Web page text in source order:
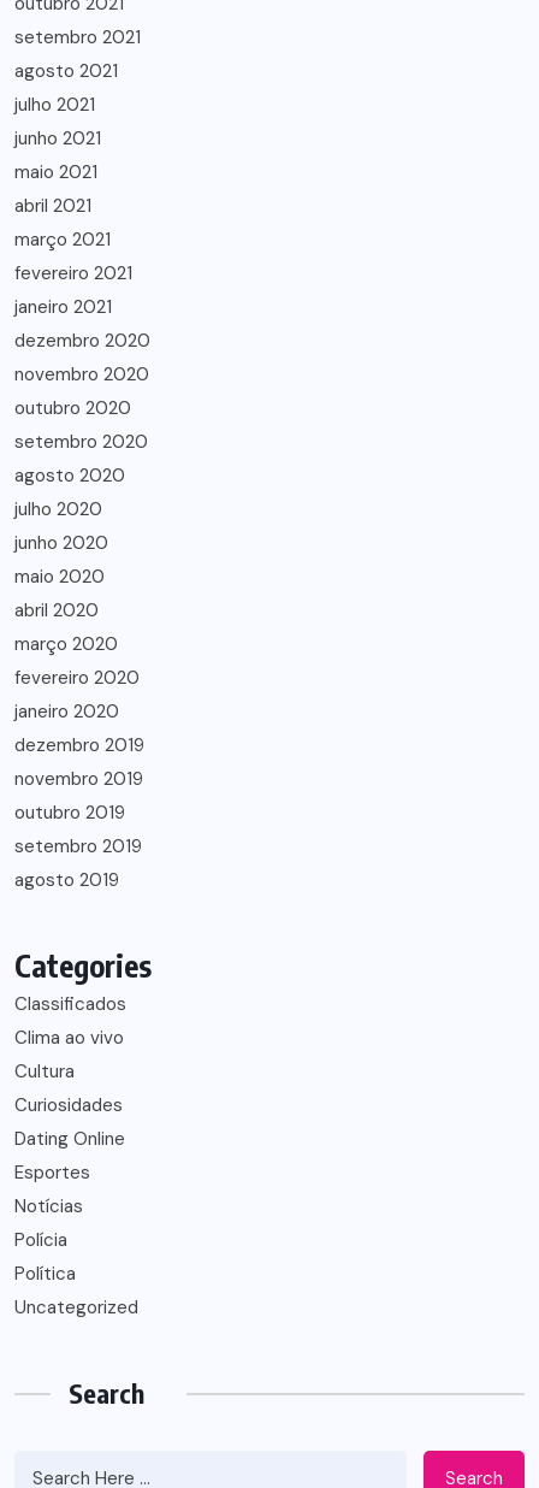
setembro 2021
agosto 2021
julho 2021
junho 2021
maio 2021
abril 2021
março 2021
fevereiro 2021
janeiro 2021
dezembro 2020
novembro 2020
outubro 2020
setembro 2020
agosto 2020
julho 2020
junho 2020
maio 2020
abril 2020
março 2020
fevereiro 2020
janeiro 2020
dezembro 2019
novembro 2019
outubro 2019
setembro 2019
agosto 2019
Categories
Classificados
Clima ao vivo
Cultura
Curiosidades
Dating Online
Esportes
Notícias
Polícia
Política
Uncategorized
Search
Search